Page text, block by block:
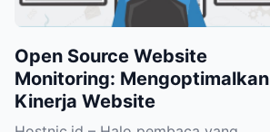
Open Source Website
Monitoring: Mengoptimalkan
Kinerja Website